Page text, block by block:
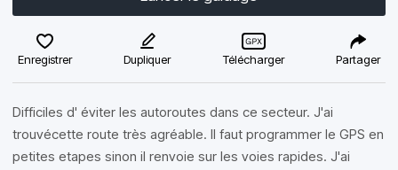
Enregistrer Dupliquer Télécharger Partager
Difficiles d' éviter les autoroutes dans ce secteur. J'ai
trouvécette route très agréable. Il faut programmer le GPS en
petites etapes sinon il renvoie sur les voies rapides. J'ai